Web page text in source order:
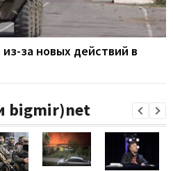
за новых действий в
bigmir)net